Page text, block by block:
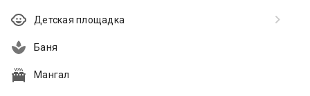
Детская площадка
Баня
Мангал